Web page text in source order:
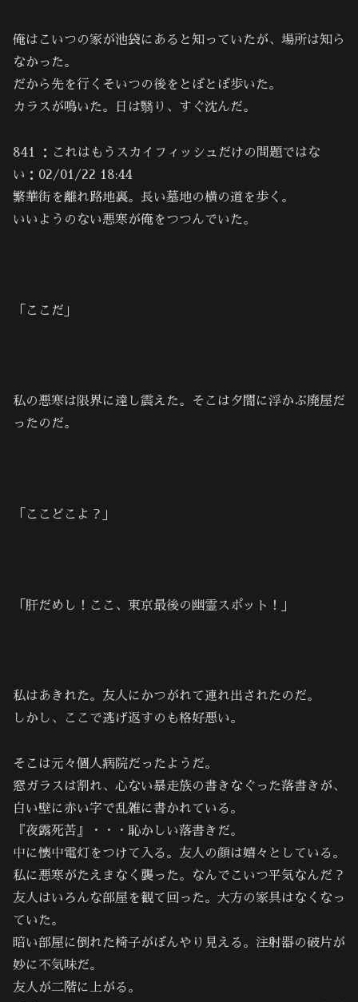
俺はこいつの家が池袋にあると知っていたが、場所は知ら
なかった。
だから先を行くそいつの後をとぼとぼ歩いた。
カラスが鳴いた。日は翳り、すぐ沈んだ。
841 ：これはもうスカイフィッシュだけの問題ではな
い：02/01/22 18:44
繁華街を離れ路地裏。長い墓地の横の道を歩く。
いいようのない悪寒が俺をつつんでいた。
「ここだ」
私の悪寒は限界に達し震えた。そこは夕闇に浮かぶ廃屋だ
ったのだ。
「ここどこよ？」
「肝だめし！ここ、東京最後の幽霊スポット！」
私はあきれた。友人にかつがれて連れ出されたのだ。
しかし、ここで逃げ返すのも格好悪い。
そこは元々個人病院だったようだ。
窓ガラスは割れ、心ない暴走族の書きなぐった落書きが、
白い壁に赤い字で乱雑に書かれている。
『夜露死苦』・・・恥かしい落書きだ。
中に懐中電灯をつけて入る。友人の顔は嬉々としている。
私に悪寒がたえまなく襲った。なんでこいつ平気なんだ？
友人はいろんな部屋を観て回った。大方の家具はなくなっ
ていた。
暗い部屋に倒れた椅子がぼんやり見える。注射器の破片が
妙に不気味だ。
友人が二階に上がる。